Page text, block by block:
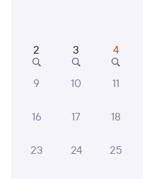
Плацкарт
от 4 ⁠887 ⁠₽
Купе
5 ⁠781 ⁠₽
149У Проходящий
03:53
2 3 4
9 10 11
16 17 18
23 24 25